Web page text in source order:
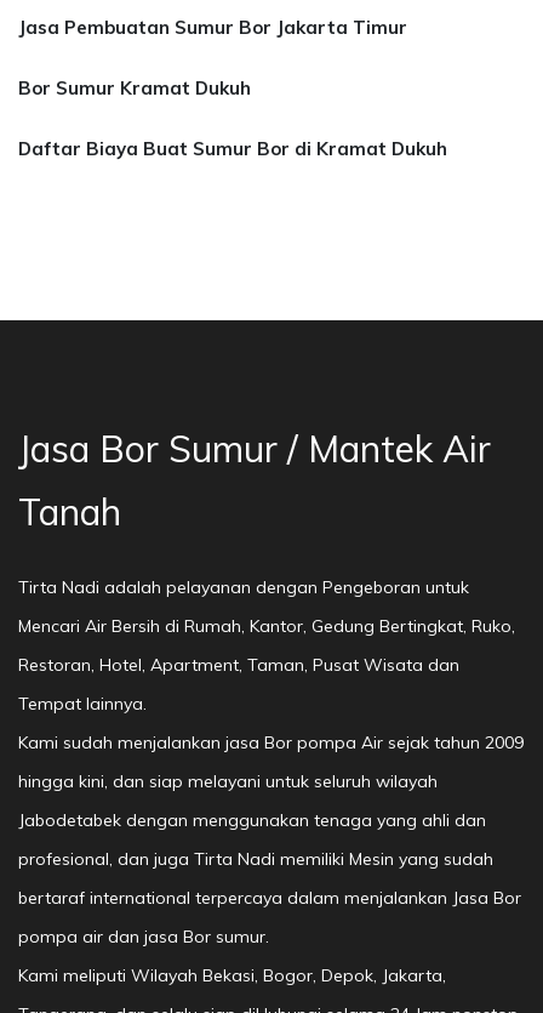
Jasa Pembuatan Sumur Bor Jakarta Timur
Bor Sumur Kramat Dukuh
Daftar Biaya Buat Sumur Bor di Kramat Dukuh
Jasa Bor Sumur / Mantek Air
Tanah
Tirta Nadi adalah pelayanan dengan Pengeboran untuk
Mencari Air Bersih di Rumah, Kantor, Gedung Bertingkat, Ruko,
Restoran, Hotel, Apartment, Taman, Pusat Wisata dan
Tempat lainnya.
Kami sudah menjalankan jasa Bor pompa Air sejak tahun 2009
hingga kini, dan siap melayani untuk seluruh wilayah
Jabodetabek dengan menggunakan tenaga yang ahli dan
profesional, dan juga Tirta Nadi memiliki Mesin yang sudah
bertaraf international terpercaya dalam menjalankan Jasa Bor
pompa air dan jasa Bor sumur.
Kami meliputi Wilayah Bekasi, Bogor, Depok, Jakarta,